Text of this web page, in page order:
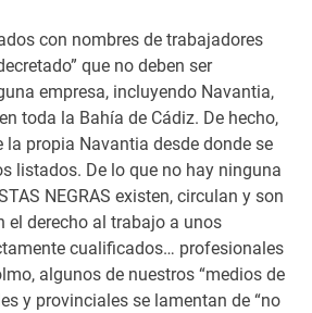
con nombres de trabajadores
que no deben ser
empresa, incluyendo Navantia,
toda la Bahía de Cádiz. De hecho,
la propia Navantia desde donde se
listados. De lo que no hay ninguna
NEGRAS existen, circulan y son
el derecho al trabajo a unos
cualificados… profesionales
algunos de nuestros “medios de
y provinciales se lamentan de “no